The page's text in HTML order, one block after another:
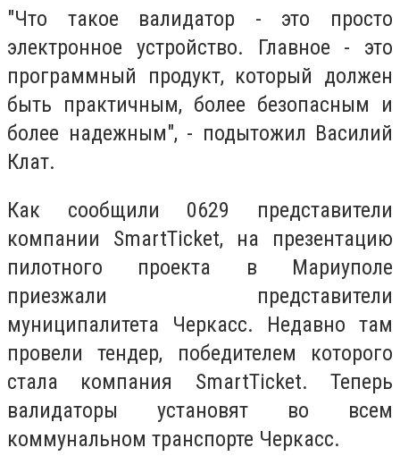
"Что такое валидатор - это просто
электронное устройство. Главное - это
программный продукт, который должен
быть практичным, более безопасным и
более надежным", - подытожил Василий
Клат.
Как сообщили 0629 представители
компании SmartTicket, на презентацию
пилотного проекта в Мариуполе
приезжали представители
муниципалитета Черкасс. Недавно там
провели тендер, победителем которого
стала компания SmartTicket. Теперь
валидаторы установят во всем
коммунальном транспорте Черкасс.